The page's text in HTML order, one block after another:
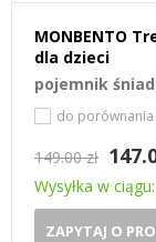
MONBENTO
dla dzieci
pojemnik
do porównania
149.00 zł
Wysyłka w
ZAPYTAJ O